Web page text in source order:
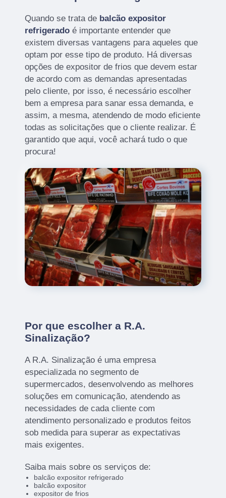
Quando se trata de balcão expositor
refrigerado é importante entender que
existem diversas vantagens para aqueles que
optam por esse tipo de produto. Há diversas
opções de expositor de frios que devem estar
de acordo com as demandas apresentadas
pelo cliente, por isso, é necessário escolher
bem a empresa para sanar essa demanda, e
assim, a mesma, atendendo de modo eficiente
todas as solicitações que o cliente realizar. É
garantido que aqui, você achará tudo o que
procura!
Por que escolher a R.A.
Sinalização?
A R.A. Sinalização é uma empresa
especializada no segmento de
supermercados, desenvolvendo as melhores
soluções em comunicação, atendendo as
necessidades de cada cliente com
atendimento personalizado e produtos feitos
sob medida para superar as expectativas
mais exigentes.
Saiba mais sobre os serviços de:
balcão expositor refrigerado
balcão expositor
expositor de frios